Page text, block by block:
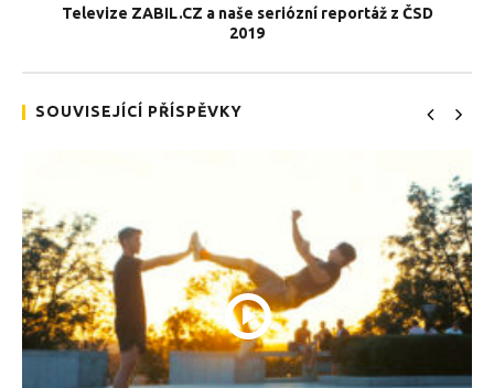
4.9.2019
Televize ZABIL.CZ a naše seriózní reportáž z ČSD
2019
SOUVISEJÍCÍ PŘÍSPĚVKY